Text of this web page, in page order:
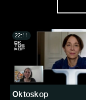
Oktoskop
22:11